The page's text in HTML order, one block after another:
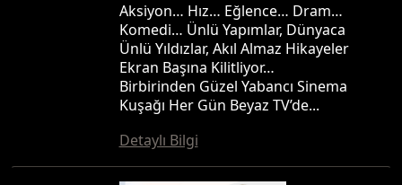
Aksiyon… Hız… Eğlence… Dram…
Komedi… Ünlü Yapımlar, Dünyaca
Ünlü Yıldızlar, Akıl Almaz Hikayeler
Ekran Başına Kilitliyor…
Birbirinden Güzel Yabancı Sinema
Kuşağı Her Gün Beyaz TV’de...
Detaylı Bilgi